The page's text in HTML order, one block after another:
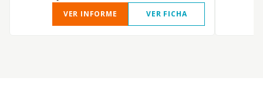
VER INFORME
VER FICHA